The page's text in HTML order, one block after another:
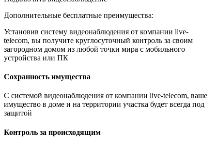
Дополнительные бесплатные преимущества:
Установив систему видеонаблюдения от компании live-
telecom, вы получите круглосуточный контроль за своим
загородном домом из любой точки мира с мобильного
устройства или ПК
Сохранность имущества
С системой видеонаблюдения от компании live-telecom, ваше
имущество в доме и на территории участка будет всегда под
защитой
Контроль за происходящим